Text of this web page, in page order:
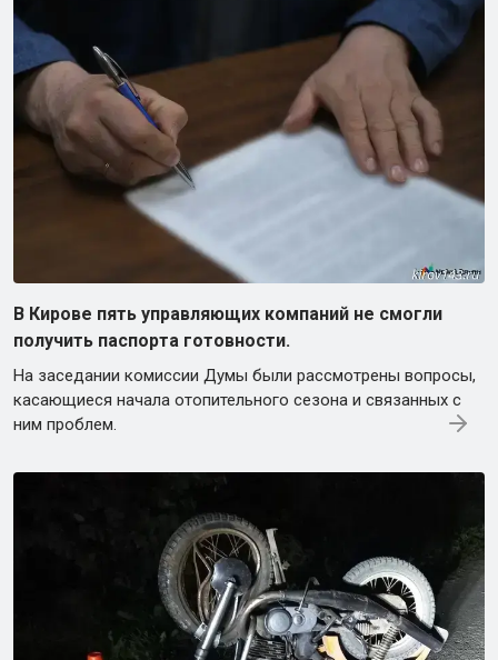
В Кирове пять управляющих компаний не смогли
получить паспорта готовности.
На заседании комиссии Думы были рассмотрены вопросы,
касающиеся начала отопительного сезона и связанных с
ним проблем.